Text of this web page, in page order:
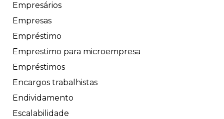
Empresários
Empresas
Empréstimo
Emprestimo para microempresa
Empréstimos
Encargos trabalhistas
Endividamento
Escalabilidade